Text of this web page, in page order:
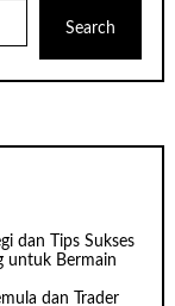
Search
dan Tips Sukses
untuk Bermain
dan Trader